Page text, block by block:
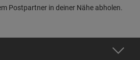
Postpartner in deiner Nähe abholen.